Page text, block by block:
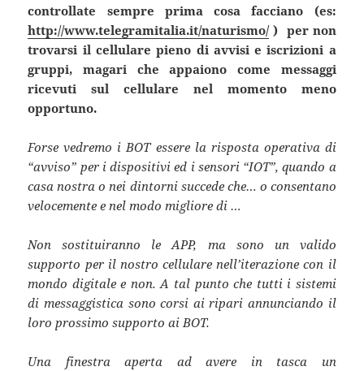
controllate sempre prima cosa facciano (es:
http://www.telegramitalia.it/naturismo/) per non
trovarsi il cellulare pieno di avvisi e iscrizioni a
gruppi, magari che appaiono come messaggi
ricevuti sul cellulare nel momento meno
opportuno.
Forse vedremo i BOT essere la risposta operativa di
“avviso” per i dispositivi ed i sensori “IOT”, quando a
casa nostra o nei dintorni succede che… o consentano
velocemente e nel modo migliore di …
Non sostituiranno le APP, ma sono un valido
supporto per il nostro cellulare nell’iterazione con il
mondo digitale e non. A tal punto che tutti i sistemi
di messaggistica sono corsi ai ripari annunciando il
loro prossimo supporto ai BOT.
Una finestra aperta ad avere in tasca un